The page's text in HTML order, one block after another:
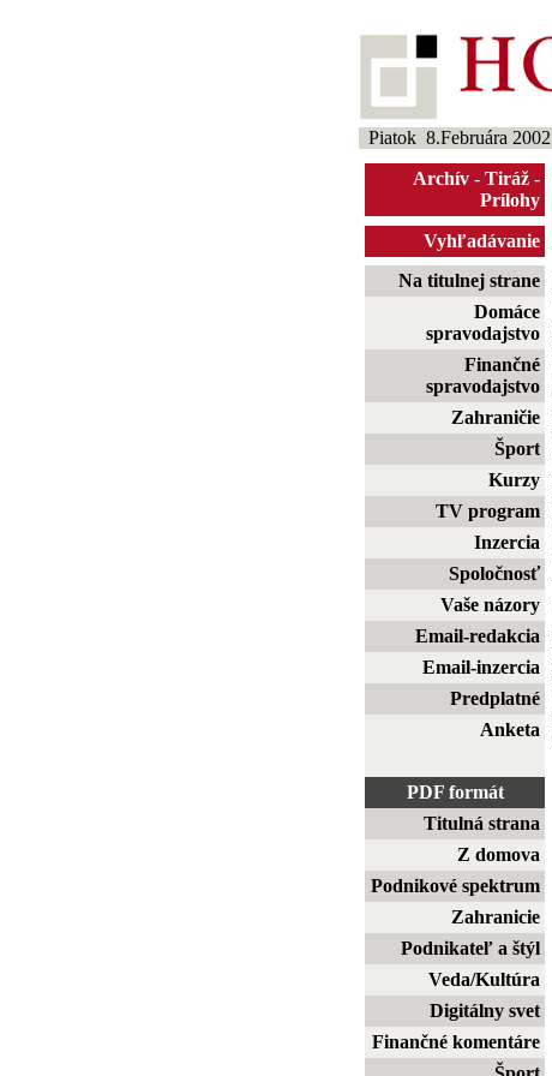
Piatok 8.Februára 2002
Archív - Tiráž -
Prílohy
Vyhľadávanie
Na titulnej strane
Domáce
spravodajstvo
Finančné
spravodajstvo
Zahraničie
Šport
Kurzy
TV program
Inzercia
Spoločnosť
Vaše názory
Email-redakcia
Email-inzercia
Predplatné
Anketa
PDF formát
Titulná strana
Z domova
Podnikové spektrum
Zahranicie
Podnikateľ a štýl
Veda/Kultúra
Digitálny svet
Finančné komentáre